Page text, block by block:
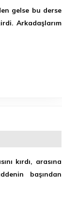
gelse bu derse
Arkadaşlarım
kırdı, arasına
başından